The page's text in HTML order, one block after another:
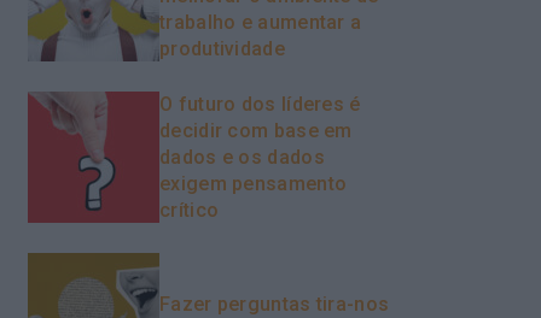
trabalho e aumentar a
produtividade
O futuro dos líderes é
decidir com base em
dados e os dados
exigem pensamento
crítico
Fazer perguntas tira-nos